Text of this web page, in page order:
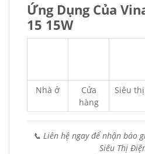
Ứng Dụng Của
15 15W
Nhà ở
Cửa
hàng
Siêu thị
📞 Liên hệ ngay để nhận báo
Siêu Thị